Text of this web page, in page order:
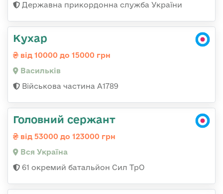
Державна прикордонна служба України
Кухар
від 10000 до 15000 грн
Васильків
Військова частина А1789
Головний сержант
від 53000 до 123000 грн
Вся Україна
61 окремий батальйон Сил ТрО